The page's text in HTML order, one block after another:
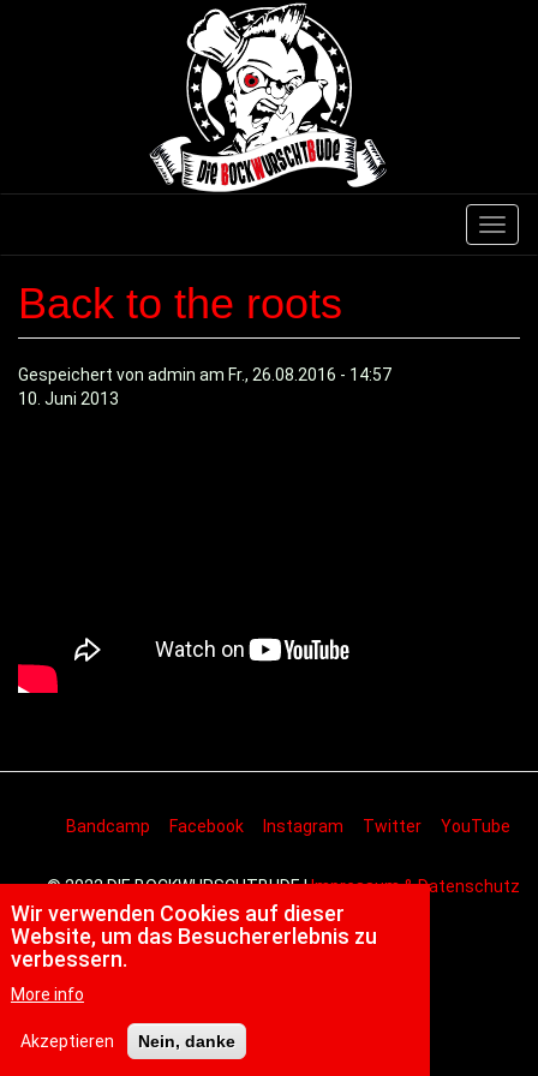
Back to the roots
Gespeichert von admin am Fr., 26.08.2016 - 14:57
10. Juni 2013
Bandcamp Facebook Instagram Twitter YouTube
© 2022 DIE BOCKWURSCHTBUDE |Impressum & Datenschutz
Wir verwenden Cookies auf dieser
Website, um das Besuchererlebnis zu
verbessern.
More info
Akzeptieren Nein, danke